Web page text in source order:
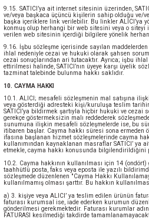
9.15. SATICI’ya ait internet sitesinin üzerinden,
ve/veya başkaca üçüncü kişilerin sahip olduğu ve/
başka içeriklere link verilebilir. Bu linkler ALICI’ya
konmuş olup herhangi bir web sitesini veya o siteyi
verilen web sitesinin içerdiği bilgilere yönelik
9.16. İşbu sözleşme içerisinde sayılan
ihlal nedeniyle cezai ve hukuki olarak şahsen
cezai sonuçlarından ari tutacaktır. Ayrıca; işbu
ettirilmesi halinde, SATICI’nın üyeye karşı üyelik
tazminat talebinde bulunma hakkı saklıdır.
10. CAYMA HAKKI
10.1. ALICI; mesafeli sözleşmenin mal satışına
veya gösterdiği adresteki kişi/kuruluşa teslim
SATICI’ya bildirmek şartıyla hiçbir hukuki ve
gerekçe göstermeksizin malı reddederek
sunumuna ilişkin mesafeli sözleşmelerde ise, bu
itibaren başlar. Cayma hakkı süresi sona ermeden
ifasına başlanan hizmet sözleşmelerinde cayma
kullanımından kaynaklanan masraflar SATICI’ ya
etmekle, cayma hakkı konusunda bilgilendirildiğini
10.2. Cayma hakkının kullanılması için 14
taahhütlü posta, faks veya eposta ile yazılı
sözleşmede düzenlenen "Cayma Hakkı
kullanılmamış olması şarttır. Bu hakkın
a) 3. kişiye veya ALICI’ ya teslim edilen ürünün
faturası kurumsal ise, iade ederken kurumun
gönderilmesi gerekmektedir. Faturası kurumlar
FATURASI kesilmediği takdirde